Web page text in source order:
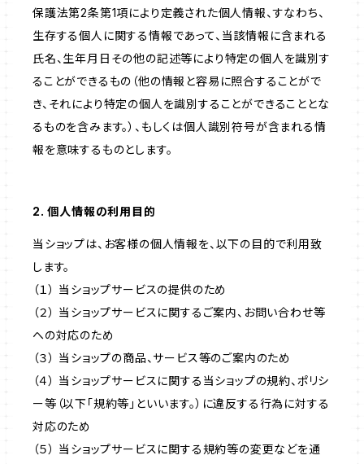
保護法第2条第1項により定義された個人情報、すなわち、
生存する個人に関する情報であって、当該情報に含まれる
氏名、生年月日その他の記述等により特定の個人を識別す
ることができるもの（他の情報と容易に照合することがで
き、それにより特定の個人を識別することができることとな
るものを含みます。）、もしくは個人識別符号が含まれる情
報を意味するものとします。
2. 個人情報の利用目的
当ショップは、お客様の個人情報を、以下の目的で利用致
します。
（１） 当ショップサービスの提供のため
（２） 当ショップサービスに関するご案内、お問い合わせ等
への対応のため
（３） 当ショップの商品、サービス等のご案内のため
（４） 当ショップサービスに関する当ショップの規約、ポリシ
ー等（以下「規約等」といいます。）に違反する行為に対する
対応のため
（５） 当ショップサービスに関する規約等の変更などを通